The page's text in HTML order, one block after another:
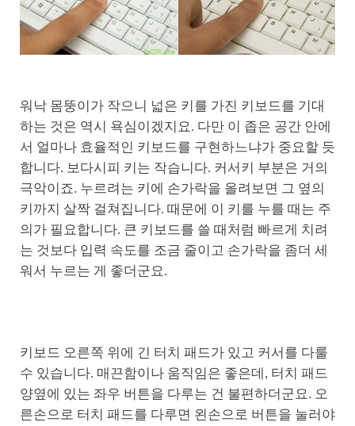
워낙 몸뚱이가 작으니 넓은 키를 가진 키보드를 기대
하는 것은 역시 욕심이겠지요. 다만 이 좁은 공간 안에
서 얼마나 효율적인 키보드를 구현하느냐가 중요할 듯
합니다. 보다시피 키는 작습니다. 커서키 부분은 거의
극악이죠. 누르려는 키에 손가락을 올려보면 그 옆의
키까지 살짝 걸쳐집니다. 때문에 이 키를 누를 때는 주
의가 필요합니다. 큰 키보드를 쓸 때처럼 빠르게 치려
는 것보다 입력 속도를 조금 줄이고 손가락을 좀더 세
워서 누르는 게 좋더군요.
키보드 오른쪽 위에 긴 터치 패드가 있고 커서를 다룰
수 있습니다. 매끈함이나 움직임은 좋은데, 터치 패드
양옆에 있는 좌우 버튼을 다루는 건 불편하더군요. 오
른손으로 터치 패드를 다루면 왼손으로 버튼을 눌러야